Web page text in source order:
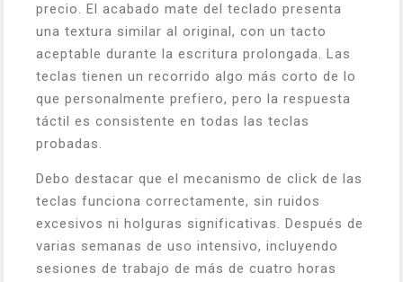
precio. El acabado mate del teclado presenta
una textura similar al original, con un tacto
aceptable durante la escritura prolongada. Las
teclas tienen un recorrido algo más corto de lo
que personalmente prefiero, pero la respuesta
táctil es consistente en todas las teclas
probadas.
Debo destacar que el mecanismo de click de las
teclas funciona correctamente, sin ruidos
excesivos ni holguras significativas. Después de
varias semanas de uso intensivo, incluyendo
sesiones de trabajo de más de cuatro horas